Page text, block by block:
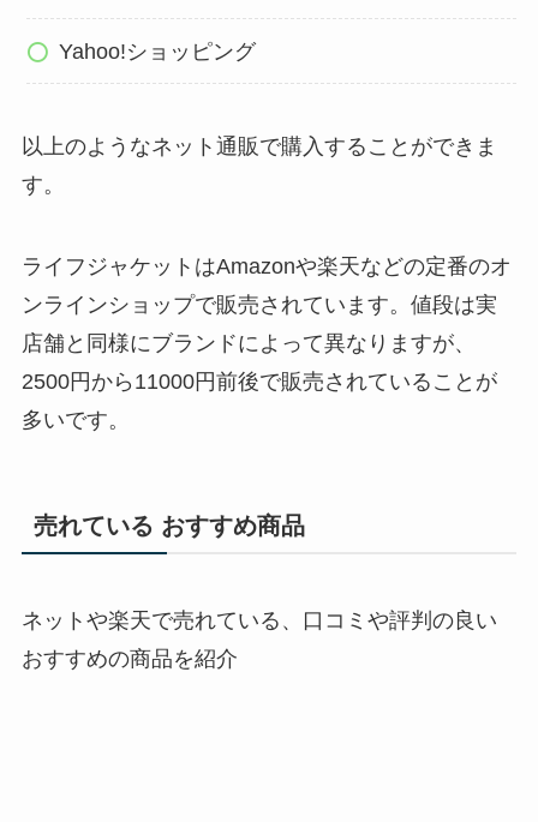
Yahoo!ショッピング
以上のようなネット通販で購入することができま
す。
ライフジャケットはAmazonや楽天などの定番のオ
ンラインショップで販売されています。値段は実
店舗と同様にブランドによって異なりますが、
2500円から11000円前後で販売されていることが
多いです。
売れている おすすめ商品
ネットや楽天で売れている、口コミや評判の良い
おすすめの商品を紹介